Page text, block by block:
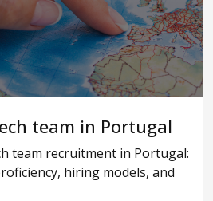
team in Portugal
team recruitment in Portugal:
hiring models, and